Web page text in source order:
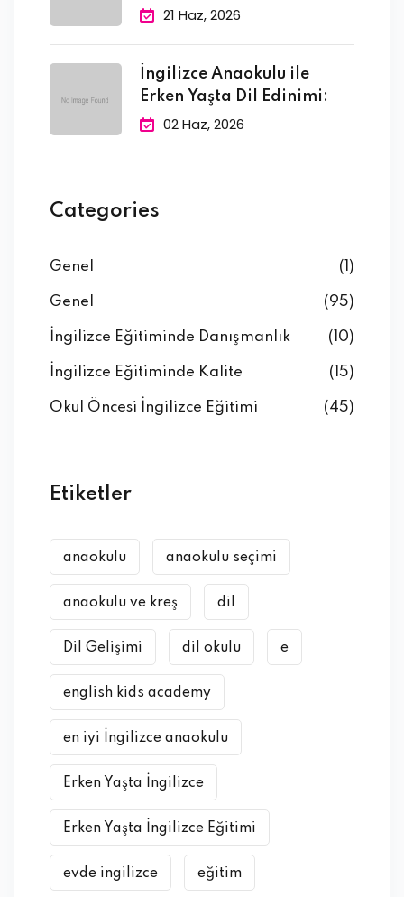
Gereken 10
21 Haz, 2026
İngilizce Anaokulu ile
Erken Yaşta Dil Edinimi:
02 Haz, 2026
Categories
Genel (1)
Genel (95)
İngilizce Eğitiminde Danışmanlık (10)
İngilizce Eğitiminde Kalite (15)
Okul Öncesi İngilizce Eğitimi (45)
Etiketler
anaokulu anaokulu seçimi
anaokulu ve kreş dil
Dil Gelişimi dil okulu e
english kids academy
en iyi İngilizce anaokulu
Erken Yaşta İngilizce
Erken Yaşta İngilizce Eğitimi
evde ingilizce eğitim